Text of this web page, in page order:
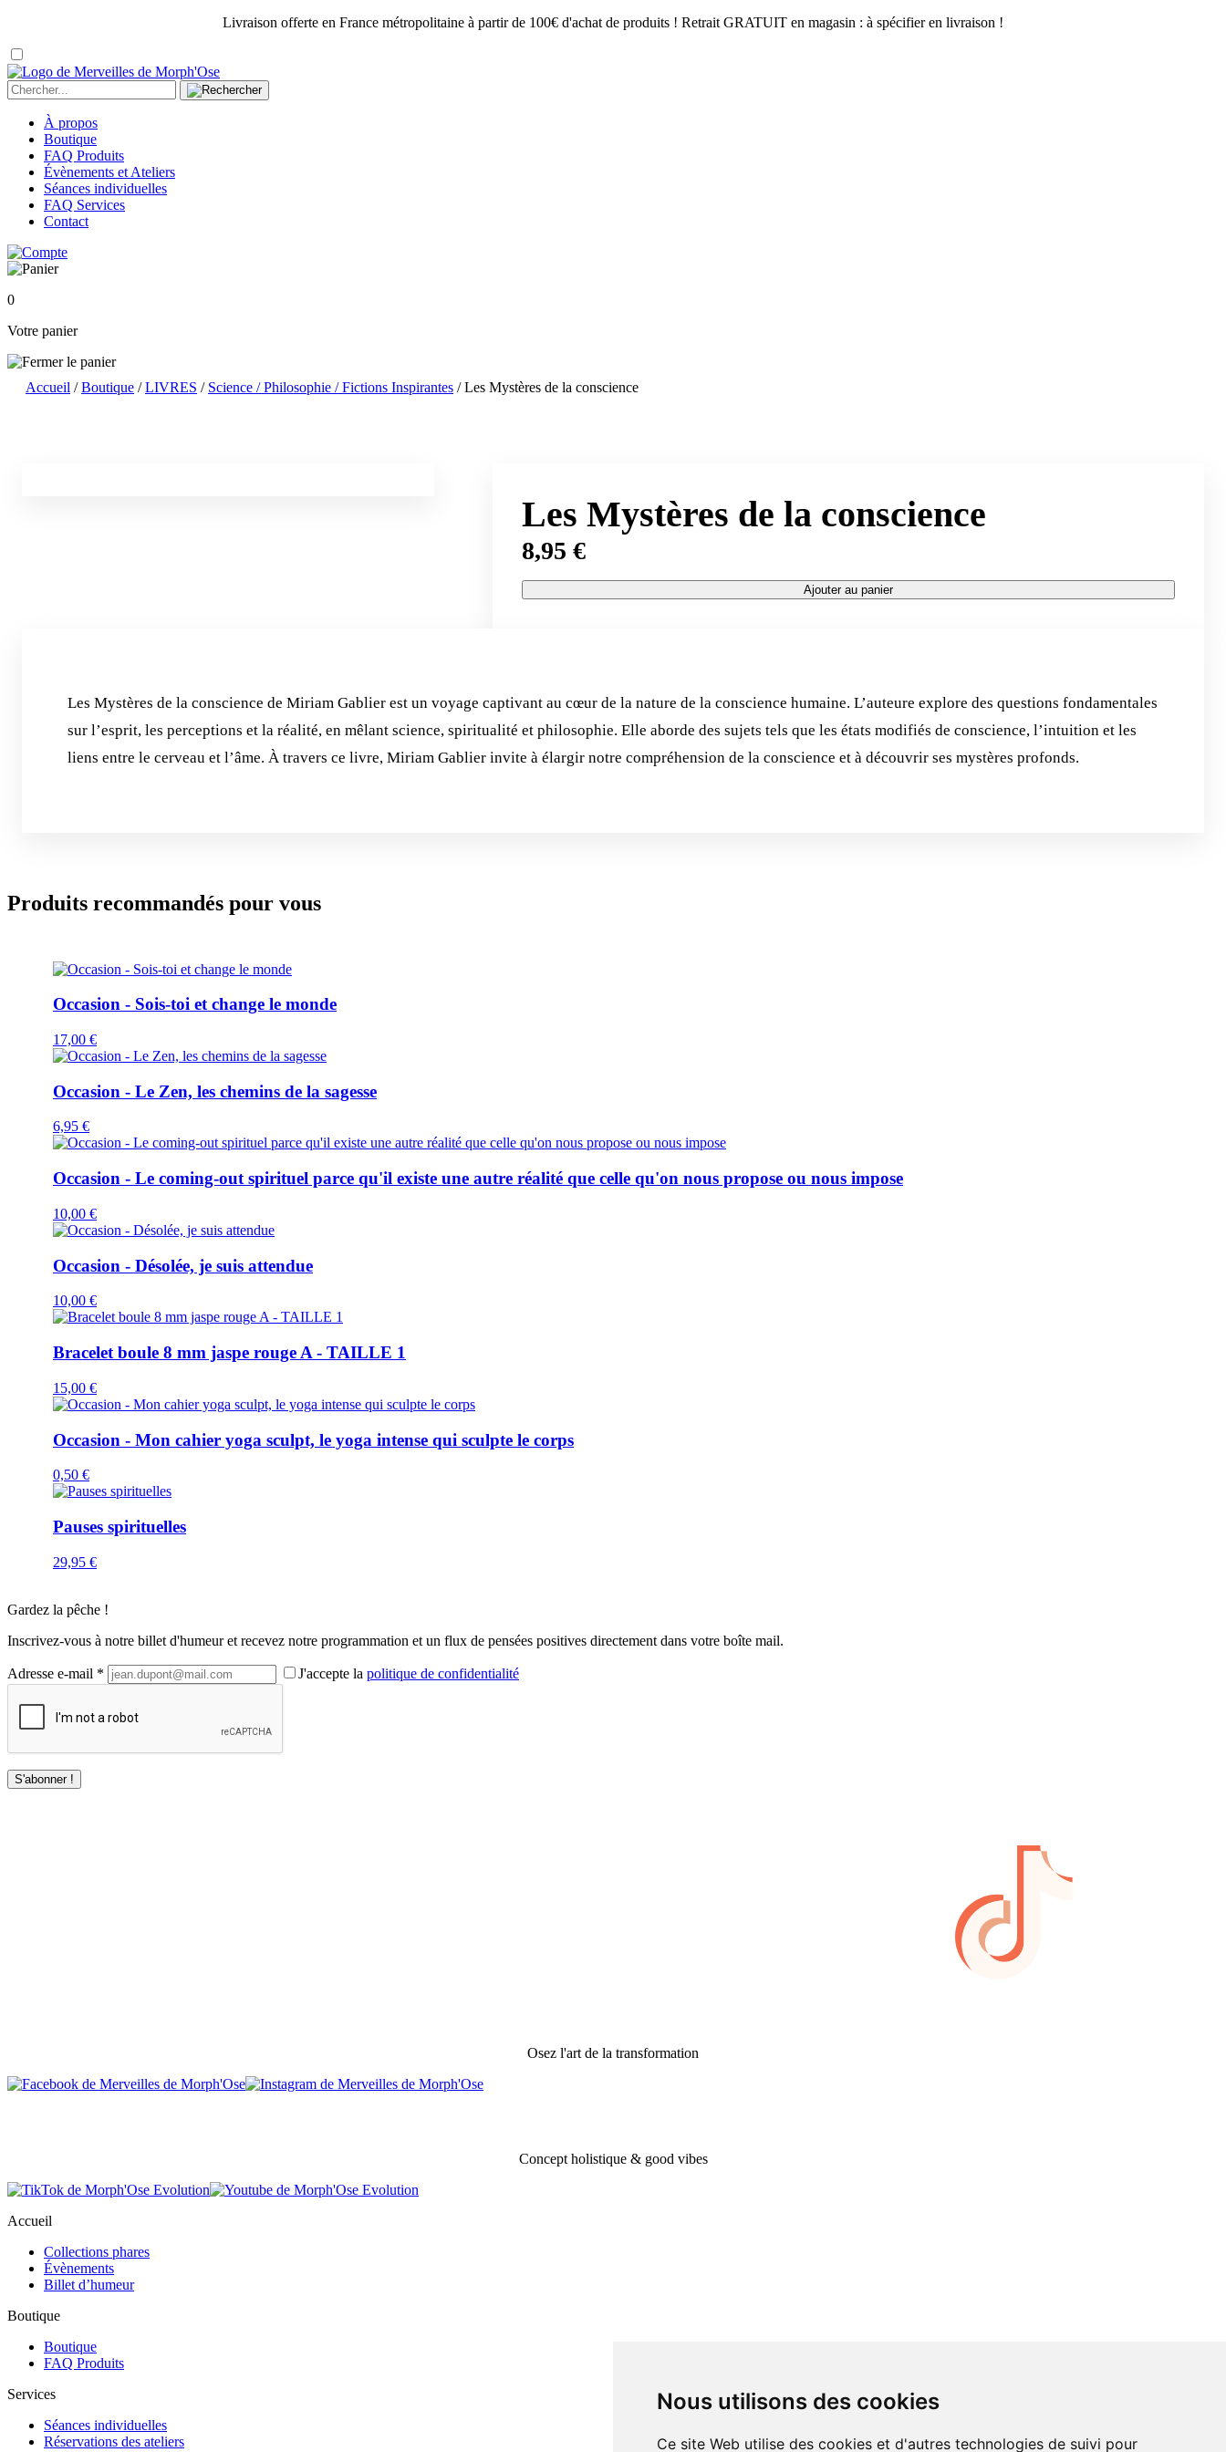
Nous utilisons des cookies
Ce site Web utilise des cookies et d'autres technologies de suivi pour
Livraison offerte en France métropolitaine à partir de 100€ d'achat de produits ! Retrait GRATUIT en magasin : à spécifier en livraison !
À propos
Boutique
FAQ Produits
Évènements et Ateliers
Séances individuelles
FAQ Services
Contact
0
Votre panier
Accueil /Boutique /LIVRES / Science / Philosophie / Fictions Inspirantes / Les Mystères de la conscience
Les Mystères de la conscience
8,95 €
Ajouter au panier
Les Mystères de la conscience de Miriam Gablier est un voyage captivant au cœur de la nature de la conscience humaine. L’auteure explore des questions fondamentales
sur l’esprit, les perceptions et la réalité, en mêlant science, spiritualité et philosophie. Elle aborde des sujets tels que les états modifiés de conscience, l’intuition et les
liens entre le cerveau et l’âme. À travers ce livre, Miriam Gablier invite à élargir notre compréhension de la conscience et à découvrir ses mystères profonds.
Produits recommandés pour vous
Occasion - Sois-toi et change le monde
17,00 €
Occasion - Le Zen, les chemins de la sagesse
6,95 €
Occasion - Le coming-out spirituel parce qu'il existe une autre réalité que celle qu'on nous propose ou nous impose
10,00 €
Occasion - Désolée, je suis attendue
10,00 €
Bracelet boule 8 mm jaspe rouge A - TAILLE 1
15,00 €
Occasion - Mon cahier yoga sculpt, le yoga intense qui sculpte le corps
0,50 €
Pauses spirituelles
29,95 €
Gardez la pêche !
Inscrivez-vous à notre billet d'humeur et recevez notre programmation et un flux de pensées positives directement dans votre boîte mail.
Adresse e-mail * J'accepte la politique de confidentialité
Osez l'art de la transformation
Concept holistique & good vibes
Accueil
Collections phares
Évènements
Billet d’humeur
Boutique
Boutique
FAQ Produits
Services
Séances individuelles
Réservations des ateliers